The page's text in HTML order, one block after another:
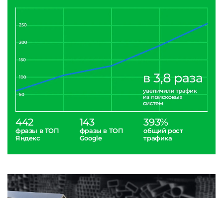
442
фразы в ТОП
Яндекс
143
фразы в ТОП
Google
393%
общий рост
трафика